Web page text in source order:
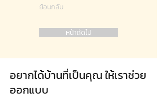
ย้อนกลับ
หน้าถัดไป
อยากได้บ้านที่เป็นคุณ ให้เราช่วย
ออกแบบ